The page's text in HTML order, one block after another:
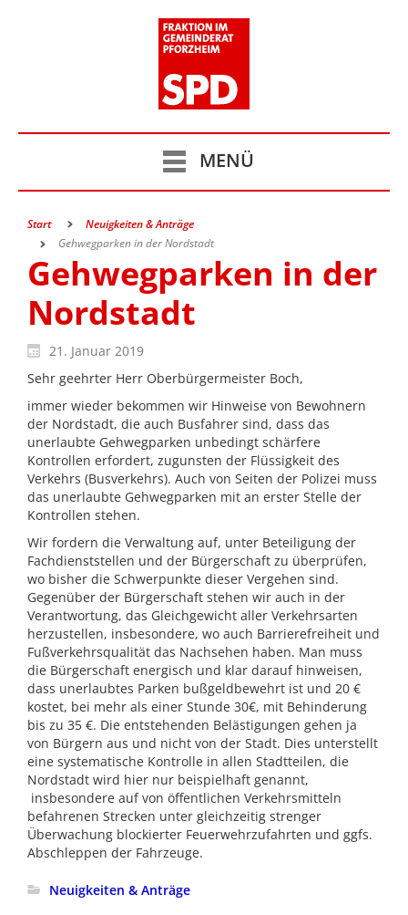
MENÜ
Start
Neuigkeiten & Anträge
Gehwegparken in der Nordstadt
Gehwegparken in der
Nordstadt
21. Januar 2019
Sehr geehrter Herr Oberbürgermeister Boch,
immer wieder bekommen wir Hinweise von Bewohnern
der Nordstadt, die auch Busfahrer sind, dass das
unerlaubte Gehwegparken unbedingt schärfere
Kontrollen erfordert, zugunsten der Flüssigkeit des
Verkehrs (Busverkehrs). Auch von Seiten der Polizei muss
das unerlaubte Gehwegparken mit an erster Stelle der
Kontrollen stehen.
Wir fordern die Verwaltung auf, unter Beteiligung der
Fachdienststellen und der Bürgerschaft zu überprüfen,
wo bisher die Schwerpunkte dieser Vergehen sind.
Gegenüber der Bürgerschaft stehen wir auch in der
Verantwortung, das Gleichgewicht aller Verkehrsarten
herzustellen, insbesondere, wo auch Barrierefreiheit und
Fußverkehrsqualität das Nachsehen haben. Man muss
die Bürgerschaft energisch und klar darauf hinweisen,
dass unerlaubtes Parken bußgeldbewehrt ist und 20 €
kostet, bei mehr als einer Stunde 30€, mit Behinderung
bis zu 35 €. Die entstehenden Belästigungen gehen ja
von Bürgern aus und nicht von der Stadt. Dies unterstellt
eine systematische Kontrolle in allen Stadtteilen, die
Nordstadt wird hier nur beispielhaft genannt,
insbesondere auf von öffentlichen Verkehrsmitteln
befahrenen Strecken unter gleichzeitig strenger
Überwachung blockierter Feuerwehrzufahrten und ggfs.
Abschleppen der Fahrzeuge.
Neuigkeiten & Anträge